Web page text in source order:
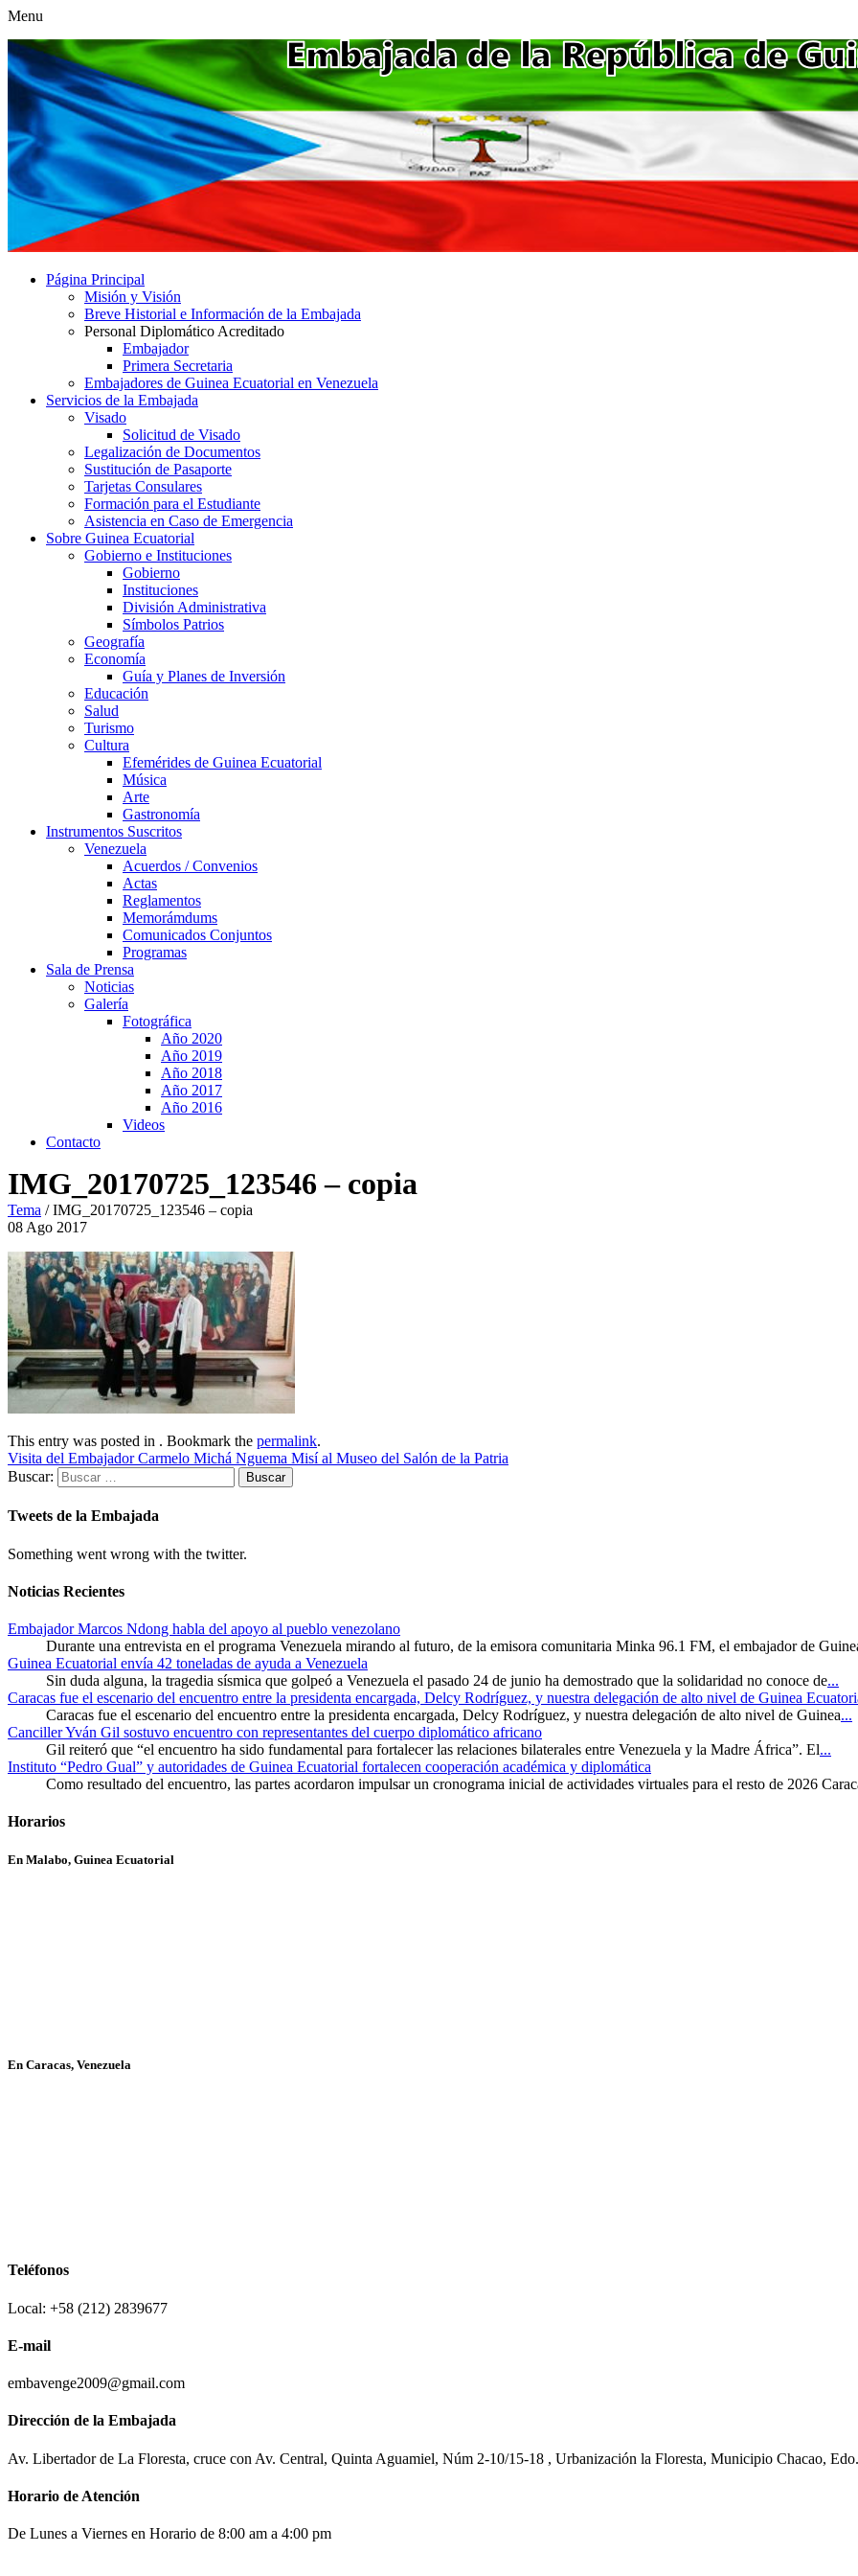
Menu
Página Principal
Misión y Visión
Breve Historial e Información de la Embajada
Personal Diplomático Acreditado
Embajador
Primera Secretaria
Embajadores de Guinea Ecuatorial en Venezuela
Servicios de la Embajada
Visado
Solicitud de Visado
Legalización de Documentos
Sustitución de Pasaporte
Tarjetas Consulares
Formación para el Estudiante
Asistencia en Caso de Emergencia
Sobre Guinea Ecuatorial
Gobierno e Instituciones
Gobierno
Instituciones
División Administrativa
Símbolos Patrios
Geografía
Economía
Guía y Planes de Inversión
Educación
Salud
Turismo
Cultura
Efemérides de Guinea Ecuatorial
Música
Arte
Gastronomía
Instrumentos Suscritos
Venezuela
Acuerdos / Convenios
Actas
Reglamentos
Memorámdums
Comunicados Conjuntos
Programas
Sala de Prensa
Noticias
Galería
Fotográfica
Año 2020
Año 2019
Año 2018
Año 2017
Año 2016
Videos
Contacto
IMG_20170725_123546 – copia
Tema /IMG_20170725_123546 – copia
08 Ago 2017
This entry was posted in . Bookmark the permalink.
Visita del Embajador Carmelo Michá Nguema Misí al Museo del Salón de la Patria
Buscar:
Tweets de la Embajada
Something went wrong with the twitter.
Noticias Recientes
Embajador Marcos Ndong habla del apoyo al pueblo venezolano
Durante una entrevista en el programa Venezuela mirando al futuro, de la emisora comunitaria Minka 96.1 FM, el embajador de
Guinea Ecuatorial envía 42 toneladas de ayuda a Venezuela
Sin duda alguna, la tragedia sísmica que golpeó a Venezuela el pasado 24 de junio ha demostrado que la solidaridad no conoce de...
Caracas fue el escenario del encuentro entre la presidenta encargada, Delcy Rodríguez, y nuestra delegación de alto nivel de Guinea
Caracas fue el escenario del encuentro entre la presidenta encargada, Delcy Rodríguez, y nuestra delegación de alto nivel de Guinea...
Canciller Yván Gil sostuvo encuentro con representantes del cuerpo diplomático africano
Gil reiteró que “el encuentro ha sido fundamental para fortalecer las relaciones bilaterales entre Venezuela y la Madre África”. El...
Instituto “Pedro Gual” y autoridades de Guinea Ecuatorial fortalecen cooperación académica y diplomática
Como resultado del encuentro, las partes acordaron impulsar un cronograma inicial de actividades virtuales para el resto de 2026
Horarios
En Malabo, Guinea Ecuatorial
En Caracas, Venezuela
Teléfonos
Local: +58 (212) 2839677
E-mail
embavenge2009@gmail.com
Dirección de la Embajada
Av. Libertador de La Floresta, cruce con Av. Central, Quinta Aguamiel, Núm 2-10/15-18 , Urbanización la Floresta, Municipio Chacao,
Horario de Atención
De Lunes a Viernes en Horario de 8:00 am a 4:00 pm